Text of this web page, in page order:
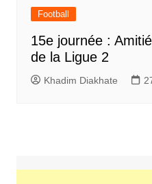
Football
15e journée :
de la Ligue 2
Khadim Diakhate